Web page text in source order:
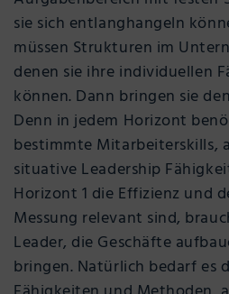
sie sich entlanghangeln
müssen Strukturen im
denen sie ihre individuellen
können. Dann bringen sie
Denn in jedem Horizont
bestimmte Mitarbeiterskills,
situative Leadership
Horizont 1 die Effizienz und
Messung relevant sind,
Leader, die Geschäfte
bringen. Natürlich bedarf es